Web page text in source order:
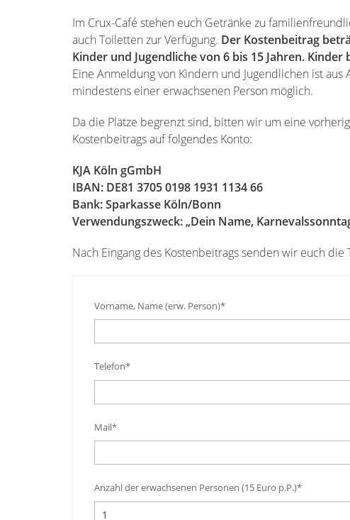
Im Crux-Café stehen euch Getränke zu
auch Toiletten zur Verfügung. Der Kostenbeitrag
Kinder und Jugendliche von 6 bis 15 Jahren.
Eine Anmeldung von Kindern und Jugendlichen ist
mindestens einer erwachsenen Person möglich.
Da die Plätze begrenzt sind, bitten wir um eine
Kostenbeitrags auf folgendes Konto:
KJA Köln gGmbH
IBAN: DE81 3705 0198 1931 1134 66
Bank: Sparkasse Köln/Bonn
Verwendungszweck: „Dein Name,
Nach Eingang des Kostenbeitrags senden wir euch
Vorname, Name (erw. Person)*
Telefon*
Mail*
Anzahl der erwachsenen Personen (15 Euro p.P.)*